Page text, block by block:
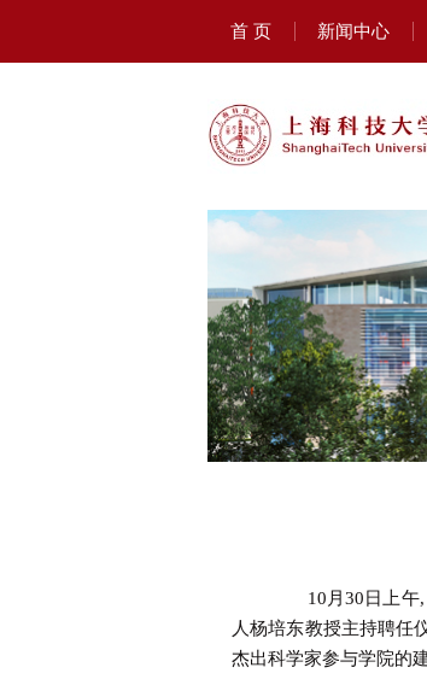
首 页 新闻中心
10月30日上午, 上海
人杨培东教授主持聘任
杰出科学家参与学院的